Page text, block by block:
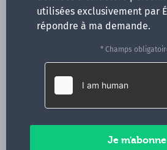
utilisées exclusivement par
répondre à ma demande.
* Champs
CONTACT
35000 Rennes
02 99 05 25 47
Contactez-nous
Paiements sécurisés